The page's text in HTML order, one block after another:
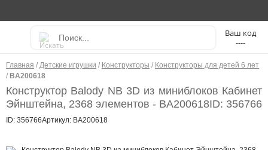
----
Главная / Детские игрушки / Конструкторы / Конструкторы для детей 6 лет
/ BA200618
Конструктор Balody NB 3D из миниблоков Кабинет
Эйнштейна, 2368 элементов - BA200618ID: 356766
ID: 356766Артикул: BA200618